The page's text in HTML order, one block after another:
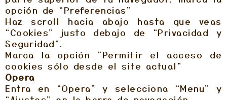
opción de “Preferencias”
Haz scroll hacia abajo hasta que veas
“Cookies” justo debajo de “Privacidad y
Seguridad”.
Marca la opción “Permitir el acceso de
cookies sólo desde el site actual”
Opera
Entra en “Opera” y selecciona “Menu” y